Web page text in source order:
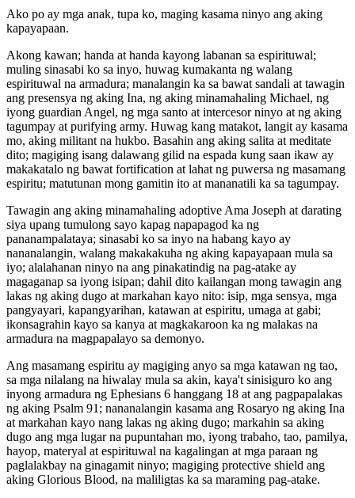
Ako po ay mga anak, tupa ko, maging kasama ninyo ang aking
kapayapaan.
Akong kawan; handa at handa kayong labanan sa espirituwal;
muling sinasabi ko sa inyo, huwag kumakanta ng walang
espirituwal na armadura; manalangin ka sa bawat sandali at tawagin
ang presensya ng aking Ina, ng aking minamahaling Michael, ng
iyong guardian Angel, ng mga santo at intercesor ninyo at ng aking
tagumpay at purifying army. Huwag kang matakot, langit ay kasama
mo, aking militant na hukbo. Basahin ang aking salita at meditate
dito; magiging isang dalawang gilid na espada kung saan ikaw ay
makakatalo ng bawat fortification at lahat ng puwersa ng masamang
espiritu; matutunan mong gamitin ito at mananatili ka sa tagumpay.
Tawagin ang aking minamahaling adoptive Ama Joseph at darating
siya upang tumulong sayo kapag napapagod ka ng
pananampalataya; sinasabi ko sa inyo na habang kayo ay
nananalangin, walang makakakuha ng aking kapayapaan mula sa
iyo; alalahanan ninyo na ang pinakatindig na pag-atake ay
magaganap sa iyong isipan; dahil dito kailangan mong tawagin ang
lakas ng aking dugo at markahan kayo nito: isip, mga sensya, mga
pangyayari, kapangyarihan, katawan at espiritu, umaga at gabi;
ikonsagrahin kayo sa kanya at magkakaroon ka ng malakas na
armadura na magpapalayo sa demonyo.
Ang masamang espiritu ay magiging anyo sa mga katawan ng tao,
sa mga nilalang na hiwalay mula sa akin, kaya't sinisiguro ko ang
inyong armadura ng Ephesians 6 hanggang 18 at ang pagpapalakas
ng aking Psalm 91; nananalangin kasama ang Rosaryo ng aking Ina
at markahan kayo nang lakas ng aking dugo; markahin sa aking
dugo ang mga lugar na pupuntahan mo, iyong trabaho, tao, pamilya,
hayop, materyal at espirituwal na kagalingan at mga paraan ng
paglalakbay na ginagamit ninyo; magiging protective shield ang
aking Glorious Blood, na maliligtas ka sa maraming pag-atake.